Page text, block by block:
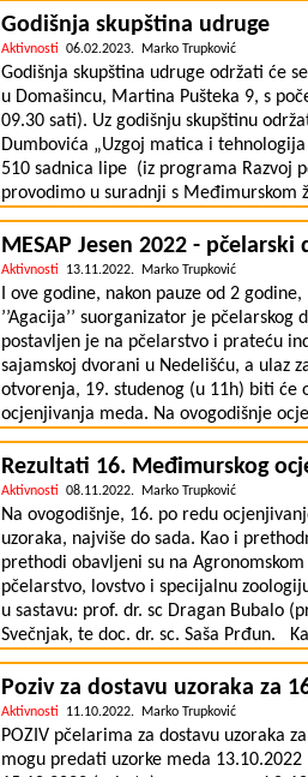
Godišnja skupština udruge
Aktivnosti 06.02.2023. Marko Trupković
Godišnja skupština udruge održati će
u Domašincu, Martina Pušteka 9, s
09.30 sati). Uz godišnju skupštinu
Dumbovića „Uzgoj matica i
510 sadnica lipe (iz programa Razvoj
provodimo u suradnji s Međimurskom
MESAP Jesen 2022 - pčelarski
Aktivnosti 13.11.2022. Marko Trupković
I ove godine, nakon pauze od 2
’’Agacija’’ suorganizator je
postavljen je na pčelarstvo i prateću
sajamskoj dvorani u Nedelišću, a ulaz
otvorenja, 19. studenog (u 11h) biti će
ocjenjivanja meda. Na ovogodišnje
do sada. Također, svi medovi s
i kušati. U edukativnom dijelu sajma
stručnjaka iz područja pčelarstva:
"Problemi u pčelarstvu" Nedjelja 20.11
"Pčelinji proizvodi u očuvanju
će ponuđeni pčelinji proizvodi,
Rezultati 16. Međimurskog
Aktivnosti 08.11.2022. Marko Trupković
Na ovogodišnje, 16. po redu
uzoraka, najviše do sada. Kao i
prethodi obavljeni su na
pčelarstvo, lovstvo i specijalnu
u sastavu: prof. dr. sc Dragan Bubalo
Svečnjak, te doc. dr. sc. Saša Prđun.
zaključiti da kvaliteta međimurskih
raznim ocjenjivanjima u Hrvatskoj i
se 19. studenog u sajamskoj dvorani
u 12.00 sati. Zahvaljujemo se svim
fakultetu na izvršenom ocjenjivanju,
Poziv za dostavu uzoraka za
Aktivnosti 11.10.2022. Marko Trupković
POZIV pčelarima za dostavu uzoraka
mogu predati uzorke meda